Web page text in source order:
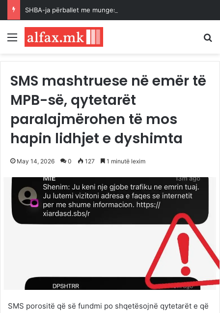
Menu
SMS mashtruese në emër të
MPB-së, qytetarët
paralajmërohen të mos
hapin lidhjet e dyshimta
May 14, 2026 0 127 1 minutë lexim
SMS porositë që së fundmi po shqetësojnë qytetarët e që